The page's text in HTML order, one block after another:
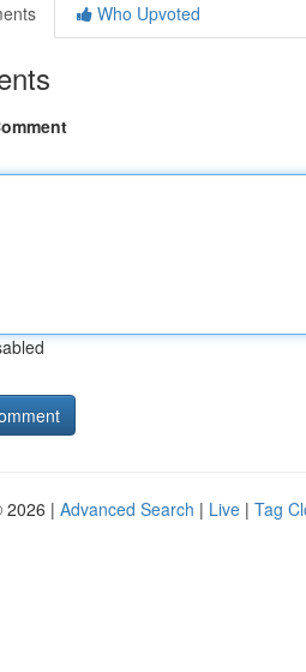
Who Upvoted
2026 | Advanced Search | Live | Tag